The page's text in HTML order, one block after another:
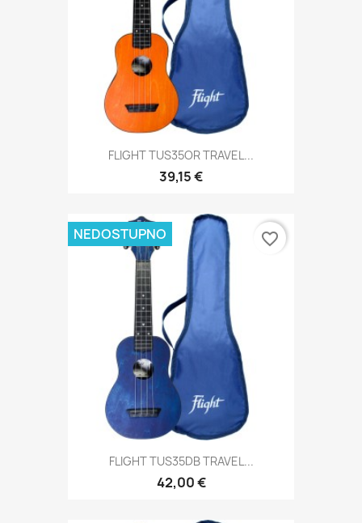
FLIGHT TUS35OR TRAVEL...
39,15 €
FLIGHT TUS35DB TRAVEL...
42,00 €
NEDOSTUPNO favorite_border